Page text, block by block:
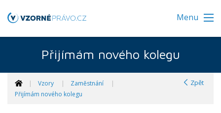
Menu
Přijímám nového kolegu
Vzory
Zaměstnání
Přijímám nového kolegu
Zpět